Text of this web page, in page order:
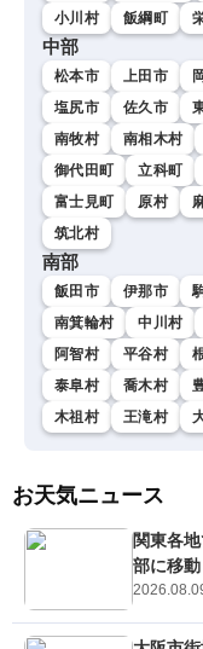
小川村 飯綱町
中部
松本市 上田市
塩尻市
佐久市
南牧村
南相木村
御代田町
立科町
富士見町
原村
筑北村
南部
飯田市 伊那市
南箕輪村
中川村
阿智村
平谷村
泰阜村
喬木村
木祖村
王滝村
お天気ニュース
関東各
部に移動